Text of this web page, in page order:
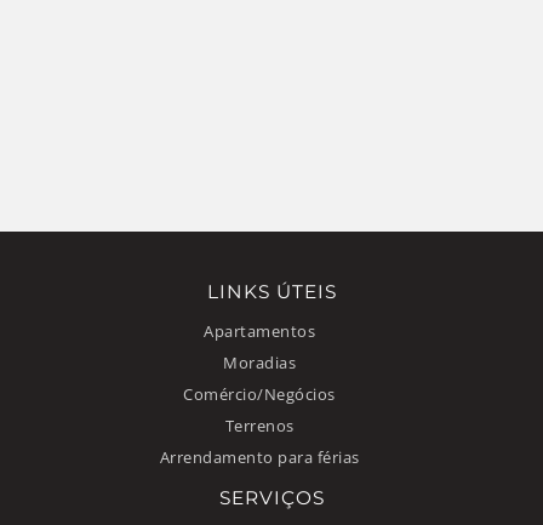
LINKS ÚTEIS
Apartamentos
Moradias
Comércio/Negócios
Terrenos
Arrendamento para férias
SERVIÇOS